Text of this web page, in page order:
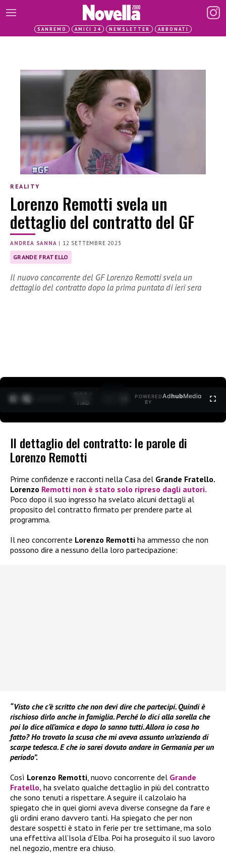
SANREMO AMICI 24 NEWSLETTER ABBONATI
REALITY
Lorenzo Remotti svela un
dettaglio del contratto del GF
ANDREA SANNA | 12 SETTEMBRE 2023
GRANDE FRATELLO
Il nuovo concorrente del GF Lorenzo Remotti svela un
dettaglio del contratto dopo la prima puntata di ieri sera
0:13 /
1:40
POWERED
BY
AdhubMedia
Il dettaglio del contratto: le parole di
Lorenzo Remotti
Prime confidenze e racconti nella Casa del Grande Fratello.
Lorenzo Remotti non è stato solo ripreso dagli autori.
Poco dopo il suo ingresso ha svelato alcuni dettagli al
proposito del contratto firmato per prendere parte al
programma.
Il neo concorrente Lorenzo Remotti ha ammesso che non
possono dire a nessuno della loro partecipazione:
“Visto che c’è scritto che non devi dire che partecipi. Quindi è
rischioso dirlo anche in famiglia. Perché lo dici alla sorella che
poi lo dice all’amica e dopo lo sanno tutti. Allora io cosa ho
fatto? Ho trovato la scusa che mi aveva assunto un’azienda di
scarpe tedesca. E che io sarei dovuto andare in Germania per un
periodo”.
Così Lorenzo Remotti, nuovo concorrente del Grande
Fratello, ha svelato qualche dettaglio in più del contratto
che sono tenuti a rispettare. A seguire il calzolaio ha
spiegato che in quei giorni aveva diverse consegne da fare e
gli ordini erano davvero tanti. Ha spiegato che per non
destare sospetti è stato in ferie per tre settimane, ma solo
una effettiva all’Isola d’Elba. Poi ha proseguito il suo lavoro
nel negozio, mentre era chiuso.